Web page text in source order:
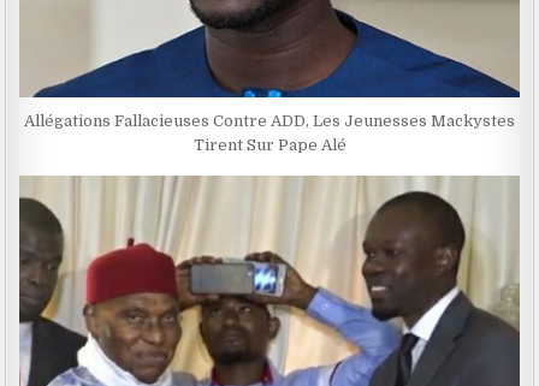
Allégations Fallacieuses Contre ADD, Les Jeunesses Mackystes
Tirent Sur Pape Alé